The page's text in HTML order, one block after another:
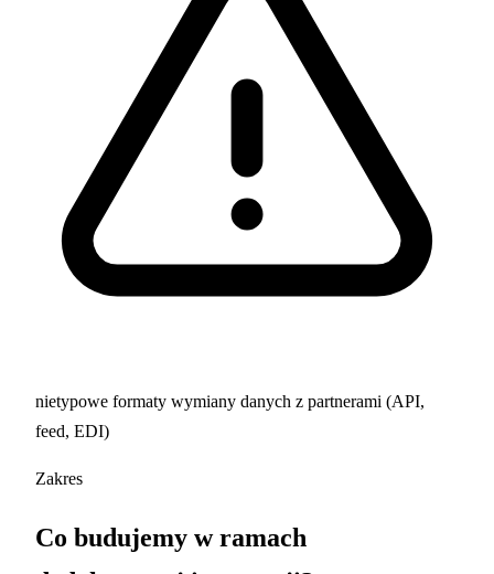
nietypowe formaty wymiany danych z partnerami (API,
feed, EDI)
Zakres
Co budujemy w ramach